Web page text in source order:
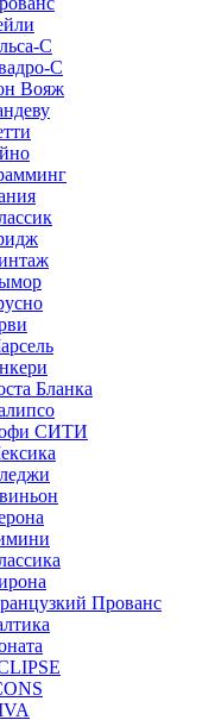
С
С
Вояж
Бланка
СИТИ
Прованс